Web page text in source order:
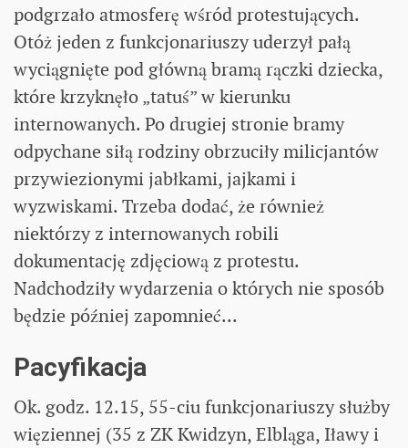
podgrzało atmosferę wśród protestujących.
Otóż jeden z funkcjonariuszy uderzył pałą
wyciągnięte pod główną bramą rączki dziecka,
które krzyknęło „tatuś” w kierunku
internowanych. Po drugiej stronie bramy
odpychane siłą rodziny obrzuciły milicjantów
przywiezionymi jabłkami, jajkami i
wyzwiskami. Trzeba dodać, że również
niektórzy z internowanych robili
dokumentację zdjęciową z protestu.
Nadchodziły wydarzenia o których nie sposób
będzie później zapomnieć...
Pacyfikacja
Ok. godz. 12.15, 55-ciu funkcjonariuszy służby
więziennej (35 z ZK Kwidzyn, Elbląga, Iławy i